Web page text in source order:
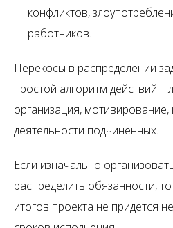
конфликтов,
работников.
Перекосы в распределении
простой алгоритм действий:
организация,
деятельности подчиненных.
Если изначально
распределить обязанности,
итогов проекта не придется